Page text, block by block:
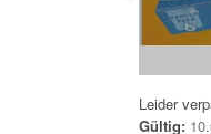
Leider
Gültig: